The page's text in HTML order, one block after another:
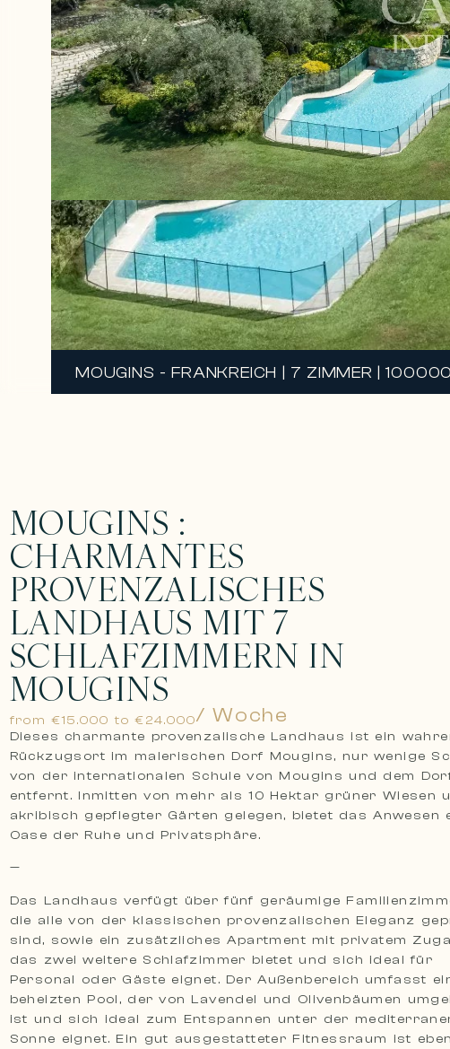
MOUGINS - FRANKREICH | 7 ZIMMER |
MOUGINS :
CHARMANTES
PROVENZALISCHES
LANDHAUS MIT 7
SCHLAFZIMMERN IN
MOUGINS
from €15.000 to €24.000/ Woche
Dieses charmante provenzalische Landhaus ist ein
Rückzugsort im malerischen Dorf Mougins, nur wenige
von der internationalen Schule von Mougins und dem
entfernt. Inmitten von mehr als 10 Hektar grüner Wiesen
akribisch gepflegter Gärten gelegen, bietet das Anwesen
Oase der Ruhe und Privatsphäre.
—
Das Landhaus verfügt über fünf geräumige
die alle von der klassischen provenzalischen Eleganz
sind, sowie ein zusätzliches Apartment mit privatem
das zwei weitere Schlafzimmer bietet und sich ideal für
Personal oder Gäste eignet. Der Außenbereich umfasst
beheizten Pool, der von Lavendel und Olivenbäumen
ist und sich ideal zum Entspannen unter der
Sonne eignet. Ein gut ausgestatteter Fitnessraum ist